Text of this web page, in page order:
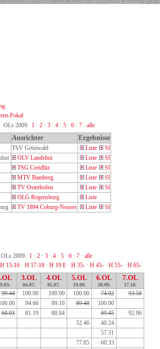
Pokal
OLs 2009: 1 · 2 · 3 · 4 · 5 · 6 · 7 · alle
Ausrichter Ergebnisse
TSV Grünwald Liste
SI
OLV Landshut Liste
SI
TSG Creidlitz Liste
SI
MTV Bamberg Liste
SI
TV Osterhofen Liste
SI
OLG Regensburg
Liste
TV 1894 Coburg-Neuses Liste SI
OLs 2009: 1 · 2 · 3 · 4 · 5 · 6 · 7 · alle
H 15-16 · H 17-18 · H 19 E · H 35- · H 45- · H 55- · H 65-
3.OL
04.07.
4.OL
05.07.
5.OL
19.09.
6.OL
20.09.
7.OL
17.10.
99.44 100.00 100.00 100.00 74.02
93.58
94.66 99.10 89.48
100.00
60.03 81.19 88.04 69.45
92.96
52.46
40.24
57.31
77.85
60.33